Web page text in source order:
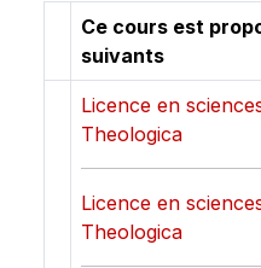
Ce cours est
suivants
Licence en
Theologica
Licence en
Theologica